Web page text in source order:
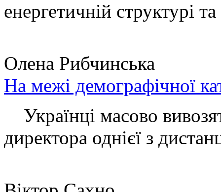
енергетичній структурі
Олена Рибчинська
На межі демографічної
Українці масово
директора однієї з